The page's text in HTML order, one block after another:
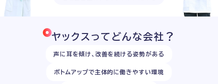
ヤックスってどんな会社？
声に耳を傾け、改善を続ける姿勢がある
ボトムアップで主体的に働きやすい環境